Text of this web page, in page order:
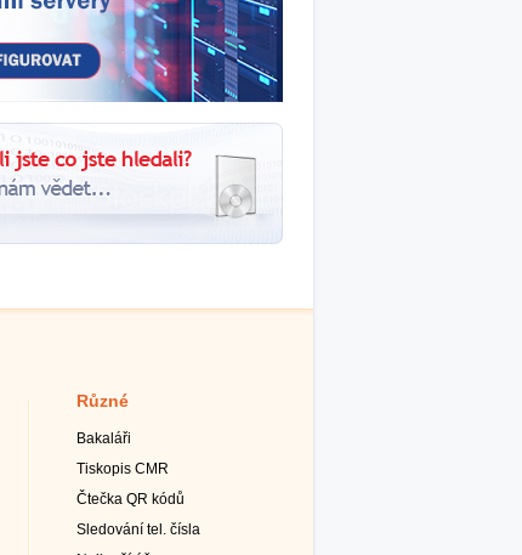
Různé
Bakaláři
Tiskopis CMR
Čtečka QR kódů
Sledování tel. čísla